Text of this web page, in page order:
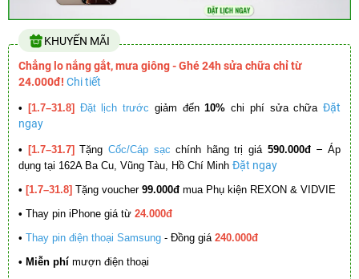
KHUYẾN MÃI
Chẳng lo nắng gắt, mưa giông - Ghé 24h sửa chữa chỉ từ
24.000đ! Chi tiết
• [1.7–31.8] Đặt lịch trước giảm đến10% chi phí sửa chữa Đặt
ngay
• [1.7–31.7] Tặng Cốc/Cáp sạc chính hãng trị giá 590.000đ –Áp
dụng tại 162A Ba Cu, Vũng Tàu, Hồ Chí Minh Đặt ngay
• [1.7–31.8] Tặng voucher 99.000đ mua Phụ kiện REXON & VIDVIE
• Thay pin iPhone giá từ 24.000đ
• Thay pin điện thoại Samsung - Đồng giá 240.000đ
• Miễn phí mượn điện thoại